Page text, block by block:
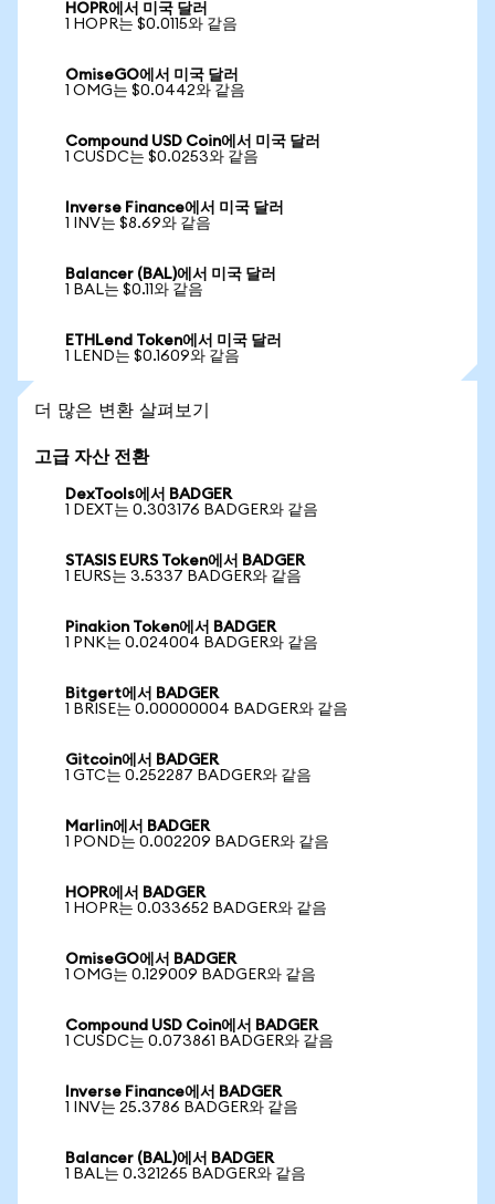
HOPR에서 미국 달러
1 HOPR는 $0.0115와 같음
OmiseGO에서 미국 달러
1 OMG는 $0.0442와 같음
Compound USD Coin에서 미국 달러
1 CUSDC는 $0.0253와 같음
Inverse Finance에서 미국 달러
1 INV는 $8.69와 같음
Balancer (BAL)에서 미국 달러
1 BAL는 $0.11와 같음
ETHLend Token에서 미국 달러
1 LEND는 $0.1609와 같음
더 많은 변환 살펴보기
고급 자산 전환
DexTools에서 BADGER
1 DEXT는 0.303176 BADGER와 같음
STASIS EURS Token에서 BADGER
1 EURS는 3.5337 BADGER와 같음
Pinakion Token에서 BADGER
1 PNK는 0.024004 BADGER와 같음
Bitgert에서 BADGER
1 BRISE는 0.00000004 BADGER와 같음
Gitcoin에서 BADGER
1 GTC는 0.252287 BADGER와 같음
Marlin에서 BADGER
1 POND는 0.002209 BADGER와 같음
HOPR에서 BADGER
1 HOPR는 0.033652 BADGER와 같음
OmiseGO에서 BADGER
1 OMG는 0.129009 BADGER와 같음
Compound USD Coin에서 BADGER
1 CUSDC는 0.073861 BADGER와 같음
Inverse Finance에서 BADGER
1 INV는 25.3786 BADGER와 같음
Balancer (BAL)에서 BADGER
1 BAL는 0.321265 BADGER와 같음